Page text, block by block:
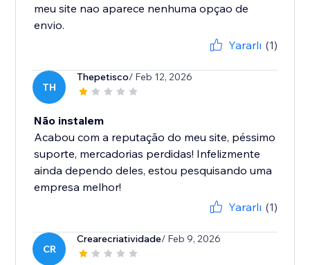
meu site nao aparece nenhuma opçao de
envio.
Yararlı (1)
TH
Thepetisco/ Feb 12, 2026
Não instalem
Acabou com a reputação do meu site, péssimo
suporte, mercadorias perdidas! Infelizmente
ainda dependo deles, estou pesquisando uma
empresa melhor!
Yararlı (1)
CR
Crearecriatividade/ Feb 9, 2026